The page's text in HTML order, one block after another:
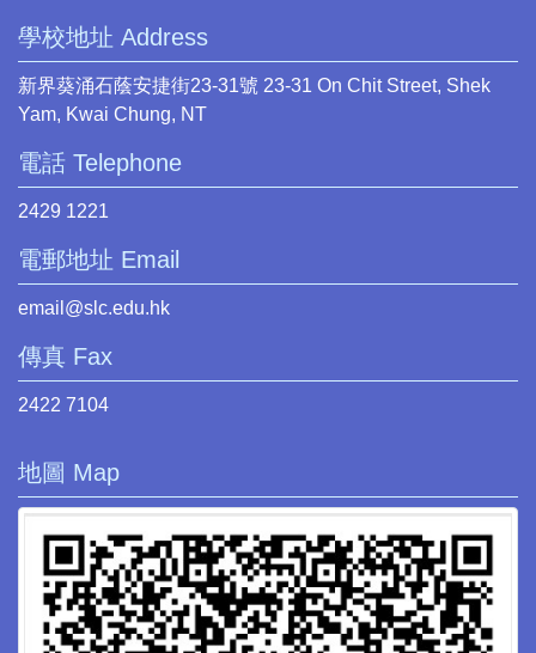
學校地址 Address
新界葵涌石蔭安捷街23-31號 23-31 On Chit Street, Shek
Yam, Kwai Chung, NT
電話 Telephone
2429 1221
電郵地址 Email
email@slc.edu.hk
傳真 Fax
2422 7104
地圖 Map